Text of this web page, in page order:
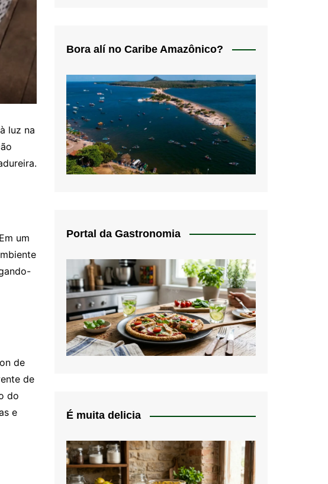
luz na
um
de
de
do
e
Bora alí no Caribe Amazônico?
Portal da Gastronomia
É muita delicia